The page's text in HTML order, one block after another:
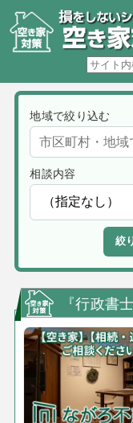
地域で絞り込む
相談内容
絞
『行政書